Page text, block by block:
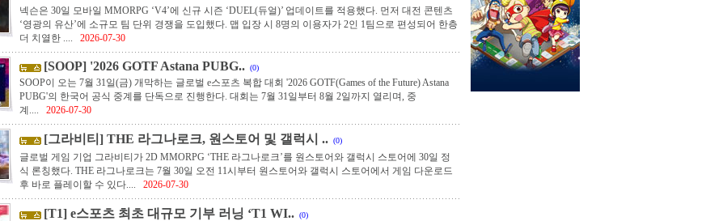
넥슨은 30일 모바일 MMORPG ‘V4’에 신규 시즌 ‘DUEL(듀얼)’ 업데이트를 적용했다. 먼저 대전 콘텐츠
‘영광의 유산’에 소규모 팀 단위 경쟁을 도입했다. 맵 입장 시 8명의 이용자가 2인 1팀으로 편성되어 한층
더 치열한 ....
2026-07-30
[SOOP] '2026 GOTF Astana PUBG.. (0)
SOOP이 오는 7월 31일(금) 개막하는 글로벌 e스포츠 복합 대회 '2026 GOTF(Games of the Future) Astana
PUBG'의 한국어 공식 중계를 단독으로 진행한다. 대회는 7월 31일부터 8월 2일까지 열리며, 중
계....
2026-07-30
[그라비티] THE 라그나로크, 원스토어 및 갤럭시 .. (0)
글로벌 게임 기업 그라비티가 2D MMORPG ‘THE 라그나로크’를 원스토어와 갤럭시 스토어에 30일 정
식 론칭했다. THE 라그나로크는 7월 30일 오전 11시부터 원스토어와 갤럭시 스토어에서 게임 다운로드
후 바로 플레이할 수 있다....
2026-07-30
[T1] e스포츠 최초 대규모 기부 러닝 ‘T1 WI.. (0)